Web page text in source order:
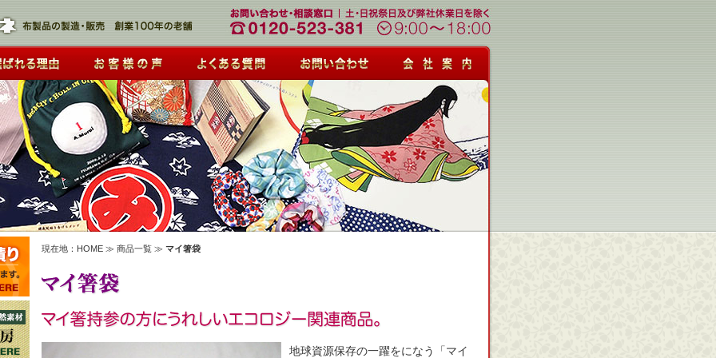
地球資源保存の一躍をになう「マイ
現在地： HOME ≫ 商品一覧 ≫ マイ箸袋